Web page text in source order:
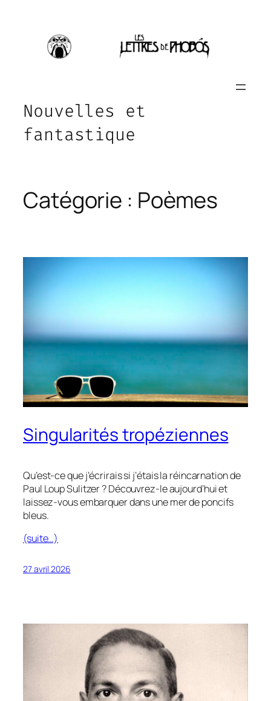
contenu
Nouvelles et
fantastique
Catégorie : Poèmes
Singularités tropéziennes
Qu’est-ce que j’écrirais si j’étais la réincarnation de
Paul Loup Sulitzer ? Découvrez-le aujourd’hui et
laissez-vous embarquer dans une mer de poncifs
bleus.
(suite…)
27 avril 2026